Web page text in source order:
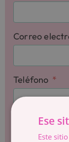
Correo
Teléfono
Comentarios
Ese
Este